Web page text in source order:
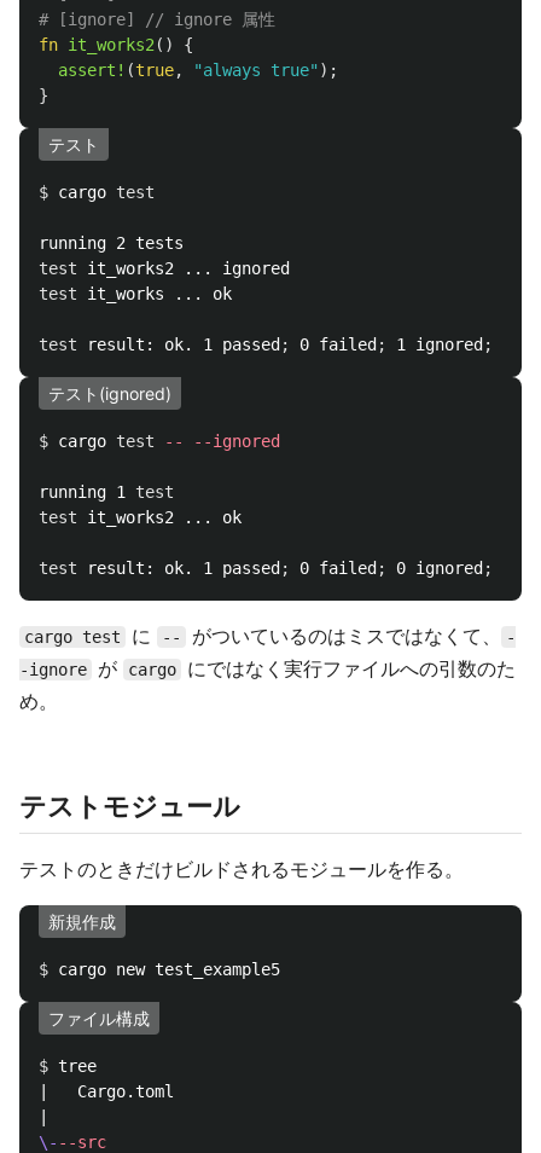
# [ignore] // ignore 属性
fn it_works2 ()
{
assert! (true, "always true" );
}
テスト
$ cargo test
test
test it_works ... ok
test result: ok. 1 passed ; 0 failed ; 1 ignored ;
テスト(ignored)
$ cargo test -- --ignored
running 1 test
test it_works2 ... ok
test result: ok. 1 passed ; 0 failed ; 0 ignored ;
cargo test に -- がついているのはミスではなくて、
-
-ignore
が cargo
にではなく実行ファイルへの引数のた
め。
テストモジュール
テストのときだけビルドされるモジュールを作る。
新規作成
$
ファイル構成
$ tree
|   Cargo.toml
\- --src